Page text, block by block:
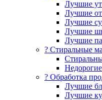
Лучшие
Лучшие
Лучшие
Лучшие
Лучшие
? Стиральные
? Обработка
Лучшие
Лучшие